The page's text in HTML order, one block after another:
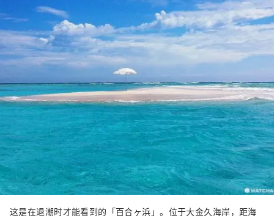
这是在退潮时才能看到的「百合ヶ浜」。位于大金久海岸，距海